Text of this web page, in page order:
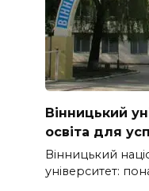
Вінницький
освіта для
Вінницький
університет: